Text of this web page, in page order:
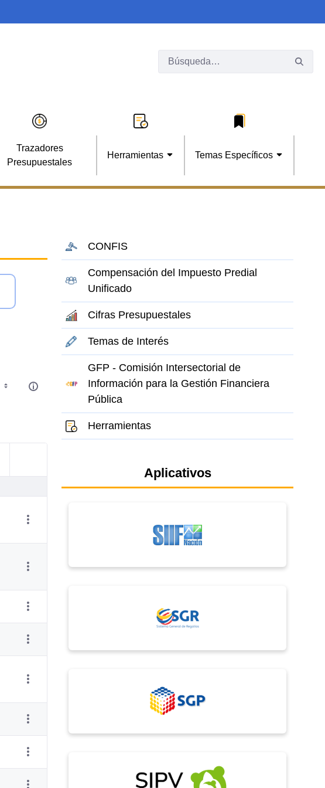
Trazadores
Presupuestales
Herramientas Temas Específicos
CONFIS
Compensación del Impuesto Predial
Unificado
Cifras Presupuestales
Temas de Interés
GFP - Comisión Intersectorial de
Información para la Gestión Financiera
Pública
Herramientas
Aplicativos